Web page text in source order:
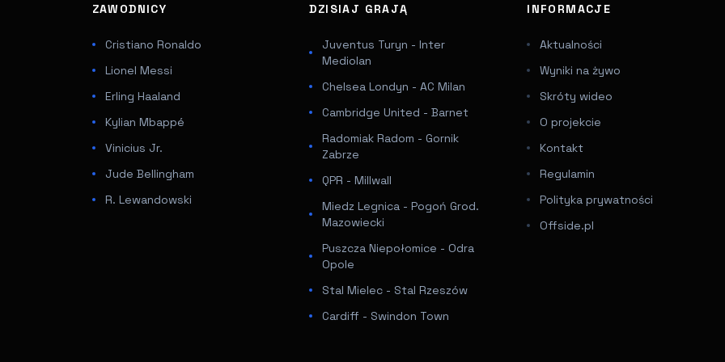
ZAWODNICY
Cristiano Ronaldo
Lionel Messi
Erling Haaland
Kylian Mbappé
Vinicius Jr.
Jude Bellingham
R. Lewandowski
DZISIAJ GRAJĄ
Juventus Turyn - Inter
Mediolan
Chelsea Londyn - AC Milan
Cambridge United - Barnet
Radomiak Radom - Gornik
Zabrze
QPR - Millwall
Miedz Legnica - Pogoń Grod.
Mazowiecki
Puszcza Niepołomice - Odra
Opole
Stal Mielec - Stal Rzeszów
Cardiff - Swindon Town
INFORMACJE
Aktualności
Wyniki na żywo
Skróty wideo
O projekcie
Kontakt
Regulamin
Polityka prywatności
Offside.pl